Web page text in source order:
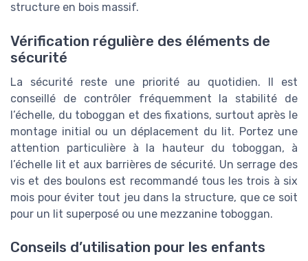
structure en bois massif.
Vérification régulière des éléments de
sécurité
La sécurité reste une priorité au quotidien. Il est
conseillé de contrôler fréquemment la stabilité de
l’échelle, du toboggan et des fixations, surtout après le
montage initial ou un déplacement du lit. Portez une
attention particulière à la hauteur du toboggan, à
l’échelle lit et aux barrières de sécurité. Un serrage des
vis et des boulons est recommandé tous les trois à six
mois pour éviter tout jeu dans la structure, que ce soit
pour un lit superposé ou une mezzanine toboggan.
Conseils d’utilisation pour les enfants